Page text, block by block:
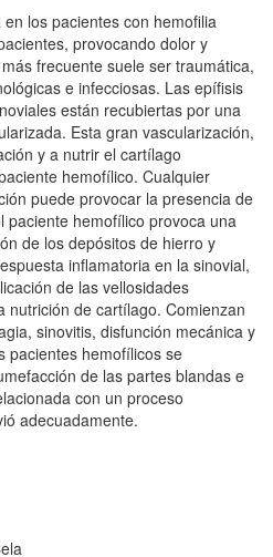
los pacientes con hemofilia
provocando dolor y
frecuente suele ser traumática,
e infecciosas. Las epífisis
están recubiertas por una
Esta gran vascularización,
y a nutrir el cartílago
hemofílico. Cualquier
puede provocar la presencia de
hemofílico provoca una
de los depósitos de hierro y
inflamatoria en la sinovial,
de las vellosidades
nutrición de cartílago. Comienzan
sinovitis, disfunción mecánica y
pacientes hemofílicos se
de las partes blandas e
con un proceso
adecuadamente.